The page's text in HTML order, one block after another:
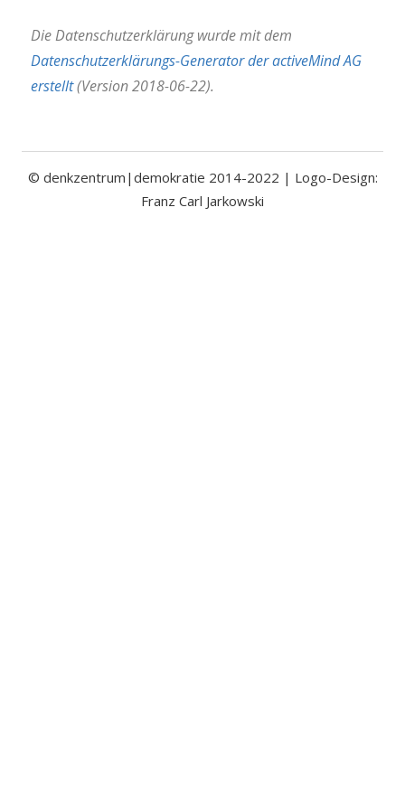
Die Datenschutzerklärung wurde mit dem
Datenschutzerklärungs-Generator der activeMind AG
erstellt(Version 2018-06-22).
© denkzentrum|demokratie 2014-2022 | Logo-Design:
Franz Carl Jarkowski